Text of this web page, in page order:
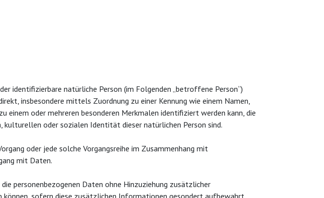
identifizierbare natürliche Person (im Folgenden „betroffene Person“)
insbesondere mittels Zuordnung zu einer Kennung wie einem Namen,
einem oder mehreren besonderen Merkmalen identifiziert werden kann, die
kulturellen oder sozialen Identität dieser natürlichen Person sind.
oder jede solche Vorgangsreihe im Zusammenhang mit
mit Daten.
personenbezogenen Daten ohne Hinzuziehung zusätzlicher
sofern diese zusätzlichen Informationen gesondert aufbewahrt